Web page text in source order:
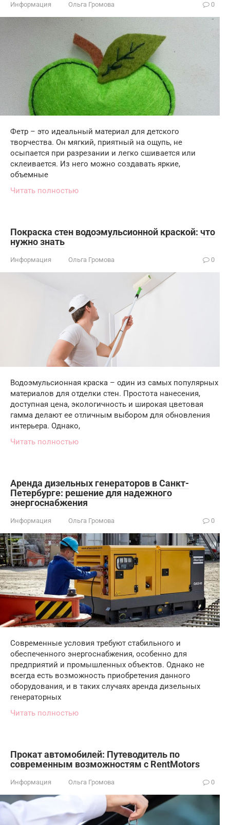
Информация Ольга Громова 0
Фетр – это идеальный материал для детского
творчества. Он мягкий, приятный на ощупь, не
осыпается при разрезании и легко сшивается или
склеивается. Из него можно создавать яркие,
объемные
Читать полностью
Покраска стен водоэмульсионной краской: что
нужно знать
Информация Ольга Громова 0
Водоэмульсионная краска – один из самых популярных
материалов для отделки стен. Простота нанесения,
доступная цена, экологичность и широкая цветовая
гамма делают ее отличным выбором для обновления
интерьера. Однако,
Читать полностью
Аренда дизельных генераторов в Санкт-
Петербурге: решение для надежного
энергоснабжения
Информация Ольга Громова 0
Современные условия требуют стабильного и
обеспеченного энергоснабжения, особенно для
предприятий и промышленных объектов. Однако не
всегда есть возможность приобретения данного
оборудования, и в таких случаях аренда дизельных
генераторных
Читать полностью
Прокат автомобилей: Путеводитель по
современным возможностям с RentMotors
Информация Ольга Громова 0